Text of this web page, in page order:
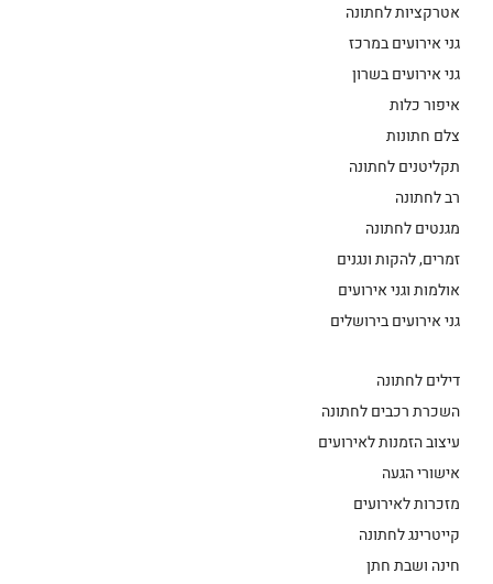
אטרקציות לחתונה
גני אירועים במרכז
גני אירועים בשרון
איפור כלות
צלם חתונות
תקליטנים לחתונה
רב לחתונה
מגנטים לחתונה
זמרים, להקות ונגנים
אולמות וגני אירועים
גני אירועים בירושלים
דילים לחתונה
השכרת רכבים לחתונה
עיצוב הזמנות לאירועים
אישורי הגעה
מזכרות לאירועים
קייטרינג לחתונה
חינה ושבת חתן